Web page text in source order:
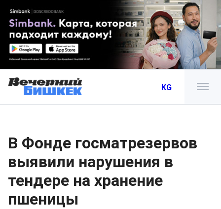
KG
В Фонде госматрезервов
выявили нарушения в
тендере на хранение
пшеницы